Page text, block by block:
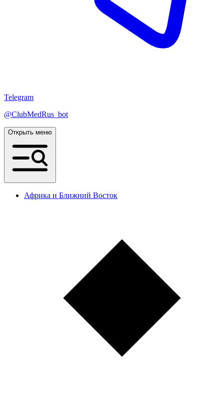
Telegram
@ClubMedRus_bot
Открыть меню
Африка и Ближний Восток